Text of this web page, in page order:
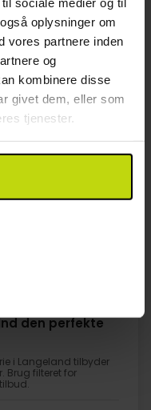
oplysninger om
vores partnere inden
og
kombinere disse
givet dem, eller som
tjenester.
pp1099,-
I alt 2198,-
Okt
den perfekte
i Langeland tilbyder
Brug filteret for